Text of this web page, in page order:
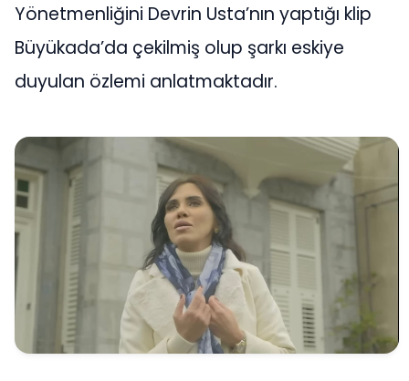
Yönetmenliğini Devrin Usta’nın yaptığı klip
Büyükada’da çekilmiş olup şarkı eskiye
duyulan özlemi anlatmaktadır.